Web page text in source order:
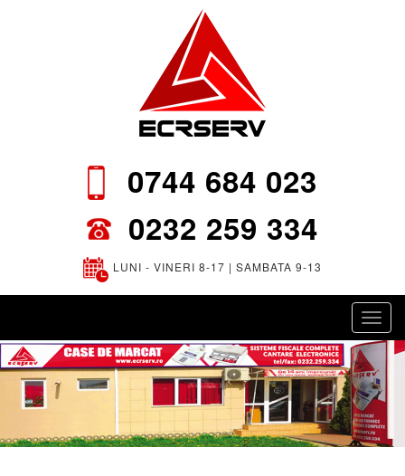
0744 684 023
0232 259 334
LUNI - VINERI 8-17 | SAMBATA 9-13